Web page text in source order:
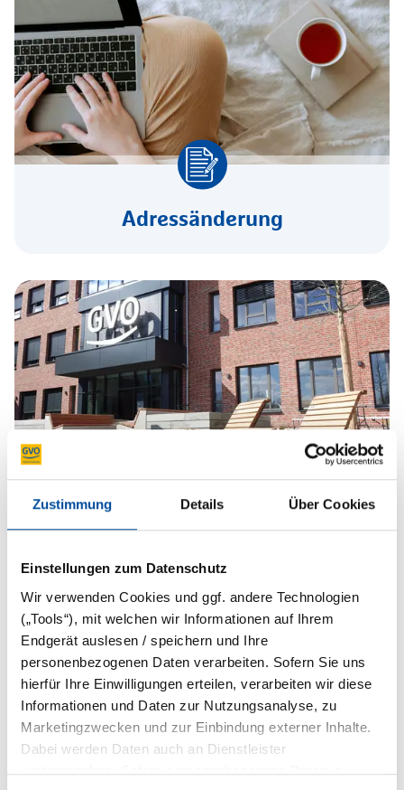
Zustimmung Details Über Cookies
Einstellungen zum Datenschutz
Wir verwenden Cookies und ggf. andere Technologien
(„Tools“), mit welchen wir Informationen auf Ihrem
Endgerät auslesen / speichern und Ihre
personenbezogenen Daten verarbeiten. Sofern Sie uns
hierfür Ihre Einwilligungen erteilen, verarbeiten wir diese
Informationen und Daten zur Nutzungsanalyse, zu
Marketingzwecken und zur Einbindung externer Inhalte.
Dabei werden Daten auch an Dienstleister
weitergegeben. Sofern personenbezogene Daten in
Adressänderung
Beschwerdemanagement